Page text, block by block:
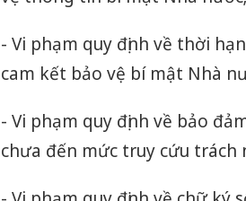
- Vi phạm quy định về thời
cam kết bảo vệ bí mật Nhà
- Vi phạm quy định về bảo
chưa đến mức truy cứu trách